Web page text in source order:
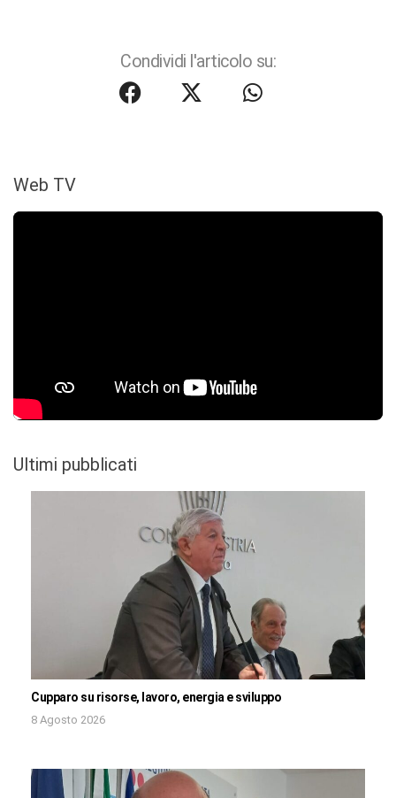
Condividi l'articolo su:
Web TV
Ultimi pubblicati
Cupparo su risorse, lavoro, energia e sviluppo
8 Agosto 2026